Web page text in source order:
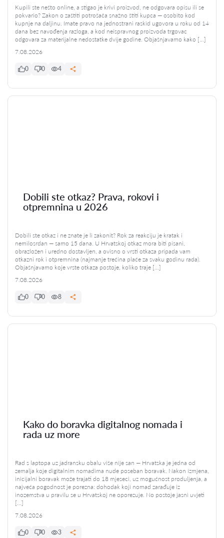
Kupili ste nešto online, a stigao je krivi proizvod, ne odgovara opisu ili se
pokvario? Zakon o zaštiti potrošača snažno štiti kupca — osobito kod
kupnje na daljinu. Imate pravo na jednostrani raskid ugovora u roku od 14
dana bez navođenja razloga, a kod neispravnog proizvoda trgovac
odgovara za materijalne nedostatke dvije godine. Objašnjavamo kako […]
7.08.2026
0 0 4
Dobili ste otkaz? Prava, rokovi i
otpremnina u 2026
Dobili ste otkaz i ne znate je li zakonit? Rok za reakciju je kratak i
nemilosrdan — samo 15 dana. U Hrvatskoj otkaz mora biti pisani,
obrazložen i uredno dostavljen, a ovisno o vrsti otkaza pripada vam
otkazni rok i otpremnina (najmanje trećina plaće za svaku godinu rada).
Objašnjavamo koje vrste otkaza postoje, koliko traje […]
7.08.2026
0 0 8
Kako do boravka digitalnog nomada i
rada uz more
Rad s laptopa uz jadransku obalu više nije san — Hrvatska je jedna od
zemalja koje digitalnim nomadima nude poseban boravak. Nakon izmjena,
inicijalni boravak može trajati do 18 mjeseci, uz mogućnost produljenja, a
najveća pogodnost je porezna: dohodak koji nomad zarađuje iz
inozemstva u pravilu se u Hrvatskoj ne oporezuje. No postoje jasni uvjeti
[…]
7.08.2026
0 0 3